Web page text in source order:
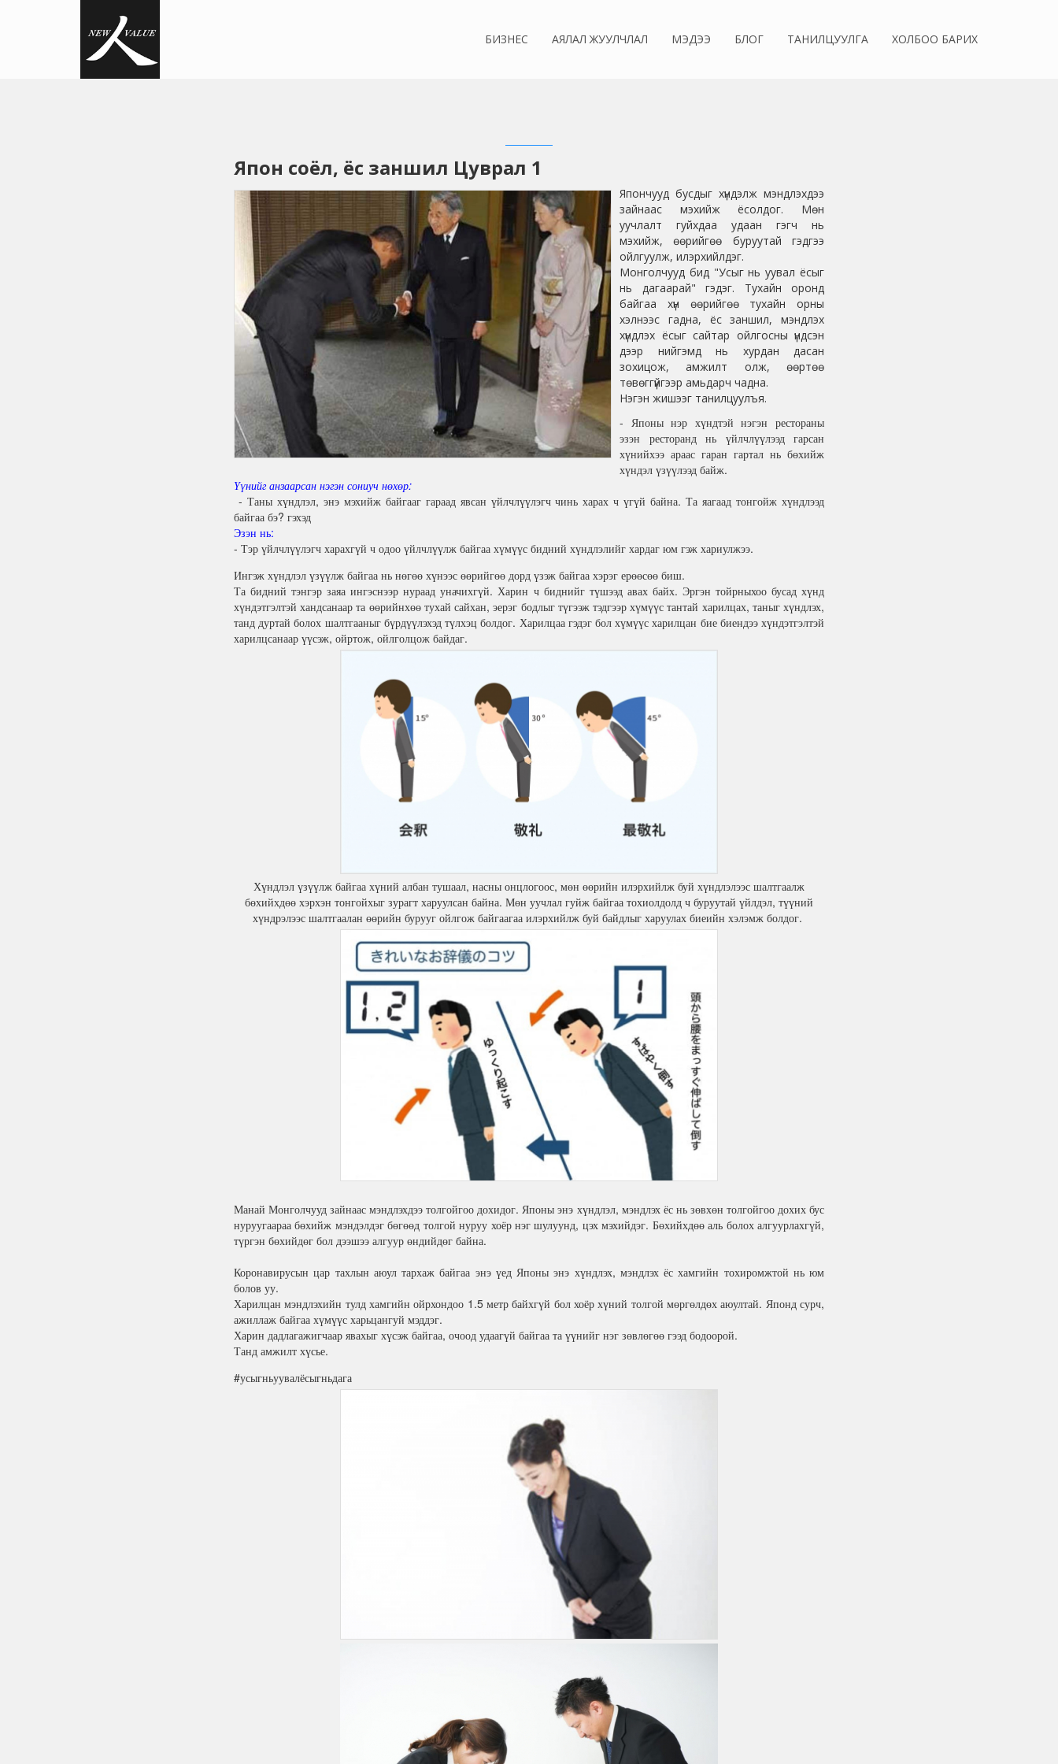
БИЗНЕС АЯЛАЛ ЖУУЛЧЛАЛ МЭДЭЭ БЛОГ ТАНИЛЦУУЛГА ХОЛБОО БАРИХ
Япон соёл, ёс заншил Цуврал 1
Япончууд бусдыг хүндэлж мэндлэхдээ
зайнаас мэхийж ёсолдог. Мөн
уучлалт гуйхдаа удаан гэгч нь
мэхийж, өөрийгөө буруутай гэдгээ
ойлгуулж, илэрхийлдэг.
Монголчууд бид "Усыг нь уувал ёсыг
нь дагаарай" гэдэг. Тухайн оронд
байгаа хүн өөрийгөө тухайн орны
хэлнээс гадна, ёс заншил, мэндлэх
хүндлэх ёсыг сайтар ойлгосны үндсэн
дээр нийгэмд нь хурдан дасан
зохицож, амжилт олж, өөртөө
төвөггүйгээр амьдарч чадна.
Нэгэн жишээг танилцуулъя.
- Японы нэр хүндтэй нэгэн рестораны
эзэн ресторанд нь үйлчлүүлээд гарсан
хүнийхээ араас гаран гартал нь бөхийж
хүндэл үзүүлээд байж.
Үүнийг анзаарсан нэгэн сониуч нөхөр:
- Таны хүндлэл, энэ мэхийж байгааг гараад явсан үйлчлүүлэгч чинь харах ч үгүй байна. Та яагаад тонгойж хүндлээд
байгаа бэ? гэхэд
Эзэн нь:
- Тэр үйлчлүүлэгч харахгүй ч одоо үйлчлүүлж байгаа хүмүүс бидний хүндлэлийг хардаг юм гэж хариулжээ.
Ингэж хүндлэл үзүүлж байгаа нь нөгөө хүнээс өөрийгөө дорд үзэж байгаа хэрэг ерөөсөө биш.
Та бидний тэнгэр заяа ингэснээр нураад уначихгүй. Харин ч биднийг түшээд авах байх. Эргэн тойрныхоо бусад хүнд
хүндэтгэлтэй хандсанаар та өөрийнхөө тухай сайхан, эерэг бодлыг түгээж тэдгээр хүмүүс тантай харилцах, таныг хүндлэх,
танд дуртай болох шалтгааныг бүрдүүлэхэд түлхэц болдог. Харилцаа гэдэг бол хүмүүс харилцан бие биендээ хүндэтгэлтэй
харилцсанаар үүсэж, ойртож, ойлголцож байдаг.
Хүндлэл үзүүлж байгаа хүний албан тушаал, насны онцлогоос, мөн өөрийн илэрхийлж буй хүндлэлээс шалтгаалж
бөхийхдөө хэрхэн тонгойхыг зурагт харуулсан байна. Мөн уучлал гуйж байгаа тохиолдолд ч буруутай үйлдэл, түүний
хүндрэлээс шалтгаалан өөрийн бурууг ойлгож байгаагаа илэрхийлж буй байдлыг харуулах биеийн хэлэмж болдог.
Манай Монголчууд зайнаас мэндлэхдээ толгойгоо дохидог. Японы энэ хүндлэл, мэндлэх ёс нь зөвхөн толгойгоо дохих бус
нуруугаараа бөхийж мэндэлдэг бөгөөд толгой нуруу хоёр нэг шулуунд, цэх мэхийдэг. Бөхийхдөө аль болох алгуурлахгүй,
түргэн бөхийдөг бол дээшээ алгуур өндийдөг байна.
Коронавирусын цар тахлын аюул тархаж байгаа энэ үед Японы энэ хүндлэх, мэндлэх ёс хамгийн тохиромжтой нь юм
болов уу.
Харилцан мэндлэхийн тулд хамгийн ойрхондоо 1.5 метр байхгүй бол хоёр хүний толгой мөргөлдөх аюултай. Японд сурч,
ажиллаж байгаа хүмүүс харьцангуй мэддэг.
Харин дадлагажигчаар явахыг хүсэж байгаа, очоод удаагүй байгаа та үүнийг нэг зөвлөгөө гээд бодоорой.
Танд амжилт хүсье.
#усыгньуувалёсыгньдага